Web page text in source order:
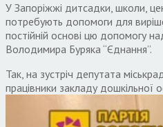
У Запоріжжі дитсадки, школи,
потребують допомоги для
постійній основі цю допомогу
Володимира Буряка “Єднання”.
Так, на зустріч депутата
працівники закладу дошкільної